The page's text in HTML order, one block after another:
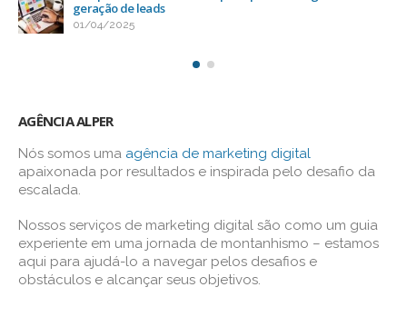
geração de leads
01/04/2025
AGÊNCIA ALPER
Nós somos uma agência de marketing digital
apaixonada por resultados e inspirada pelo desafio da
escalada.
Nossos serviços de marketing digital são como um guia
experiente em uma jornada de montanhismo – estamos
aqui para ajudá-lo a navegar pelos desafios e
obstáculos e alcançar seus objetivos.